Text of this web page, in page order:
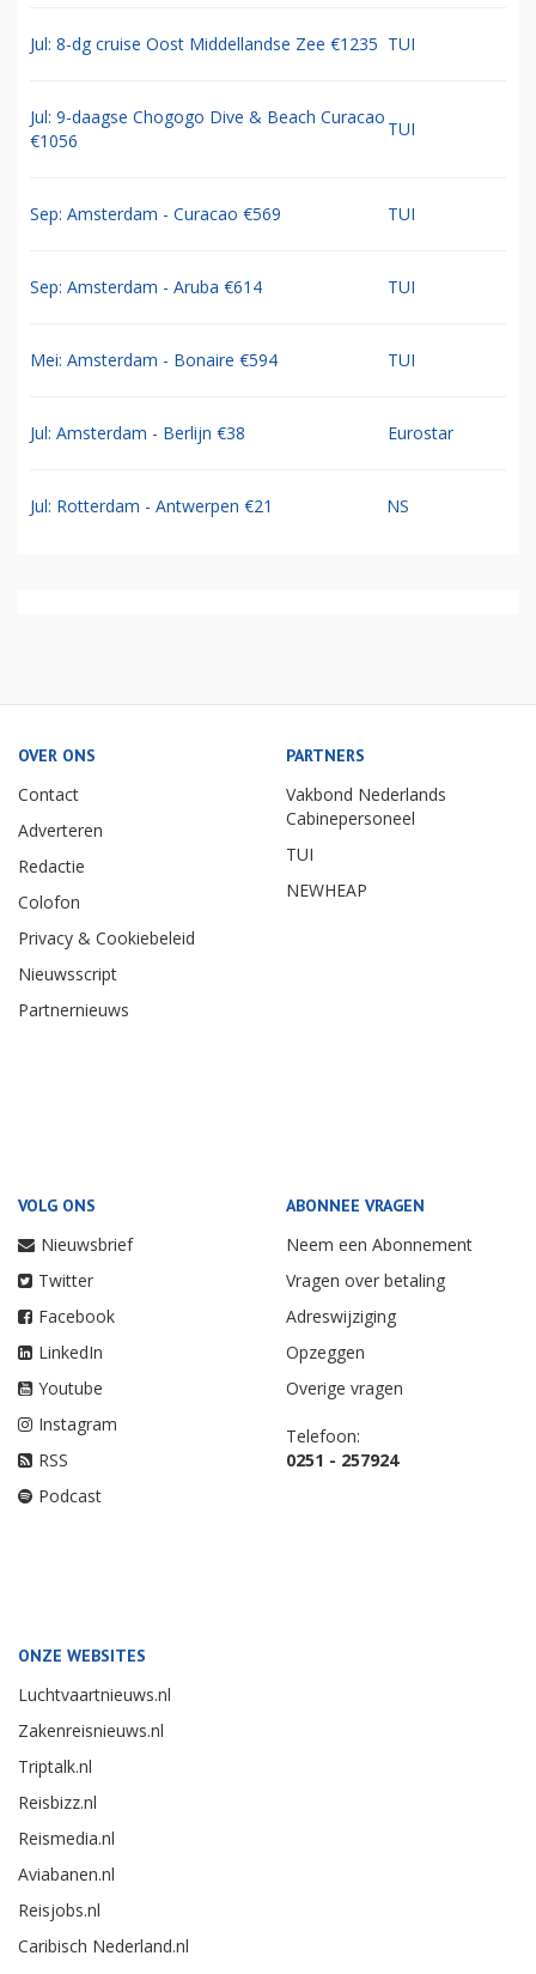
Jul: 8-dg cruise Oost Middellandse Zee €1235 TUI
Jul: 9-daagse Chogogo Dive & Beach Curacao
€1056
TUI
Sep: Amsterdam - Curacao €569 TUI
Sep: Amsterdam - Aruba €614 TUI
Mei: Amsterdam - Bonaire €594 TUI
Jul: Amsterdam - Berlijn €38 Eurostar
Jul: Rotterdam - Antwerpen €21 NS
OVER ONS
Contact
Adverteren
Redactie
Colofon
Privacy & Cookiebeleid
Nieuwsscript
Partnernieuws
PARTNERS
Vakbond Nederlands
Cabinepersoneel
TUI
NEWHEAP
VOLG ONS
Nieuwsbrief
Twitter
Facebook
LinkedIn
Youtube
Instagram
RSS
Podcast
ABONNEE VRAGEN
Neem een Abonnement
Vragen over betaling
Adreswijziging
Opzeggen
Overige vragen
Telefoon:
0251 - 257924
ONZE WEBSITES
Luchtvaartnieuws.nl
Zakenreisnieuws.nl
Triptalk.nl
Reisbizz.nl
Reismedia.nl
Aviabanen.nl
Reisjobs.nl
Caribisch Nederland.nl